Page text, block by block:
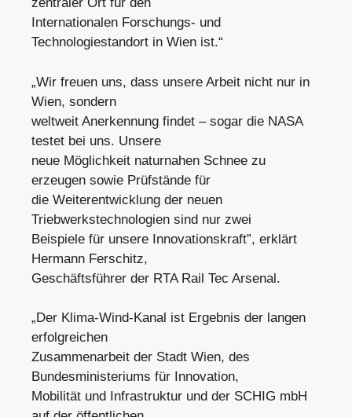
Internationalen Forschungs- und
Technologiestandort in Wien ist.“
„Wir freuen uns, dass unsere Arbeit nicht nur in
Wien, sondern
weltweit Anerkennung findet – sogar die NASA
testet bei uns. Unsere
neue Möglichkeit naturnahen Schnee zu
erzeugen sowie Prüfstände für
die Weiterentwicklung der neuen
Triebwerkstechnologien sind nur zwei
Beispiele für unsere Innovationskraft”, erklärt
Hermann Ferschitz,
Geschäftsführer der RTA Rail Tec Arsenal.
„Der Klima-Wind-Kanal ist Ergebnis der langen
erfolgreichen
Zusammenarbeit der Stadt Wien, des
Bundesministeriums für Innovation,
Mobilität und Infrastruktur und der SCHIG mbH